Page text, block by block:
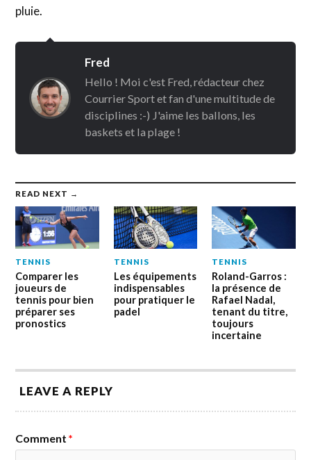
pluie.
Fred
Hello ! Moi c'est Fred, rédacteur chez
Courrier Sport et fan d'une multitude de
disciplines :-) J'aime les ballons, les
baskets et la plage !
READ NEXT →
TENNIS
Comparer les
joueurs de
tennis pour bien
préparer ses
pronostics
TENNIS
Les équipements
indispensables
pour pratiquer le
padel
TENNIS
Roland-Garros :
la présence de
Rafael Nadal,
tenant du titre,
toujours
incertaine
LEAVE A REPLY
Comment *